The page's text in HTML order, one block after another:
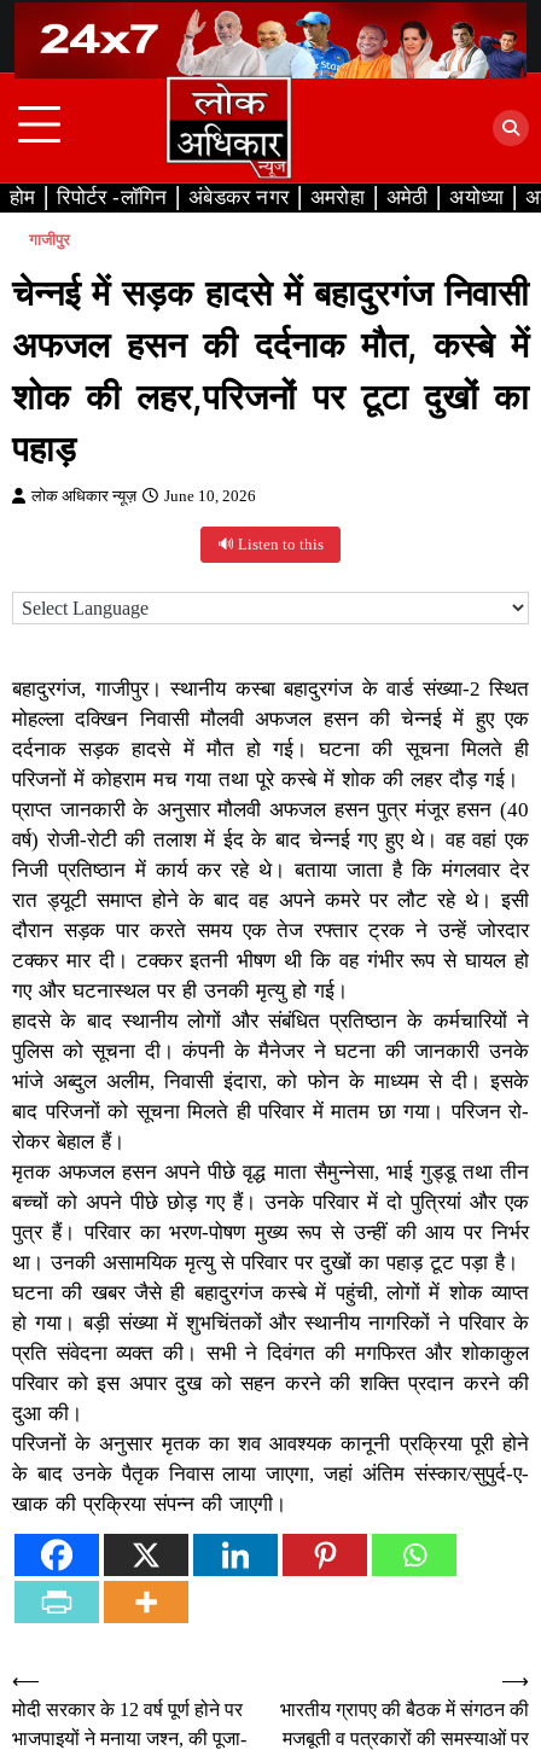
content
होम रिपोर्टर -लॉगिन अंबेडकर नगर अमरोहा अमेठी अयोध्या
गाजीपुर
चेन्नई में सड़क हादसे में बहादुरगंज निवासी
अफजल हसन की दर्दनाक मौत, कस्बे में
शोक की लहर,परिजनों पर टूटा दुखों का
पहाड़
लोक अधिकार न्यूज़ June 10, 2026
🔊 Listen to this
बहादुरगंज, गाजीपुर। स्थानीय कस्बा बहादुरगंज के वार्ड संख्या-2 स्थित
मोहल्ला दक्खिन निवासी मौलवी अफजल हसन की चेन्नई में हुए एक
दर्दनाक सड़क हादसे में मौत हो गई। घटना की सूचना मिलते ही
परिजनों में कोहराम मच गया तथा पूरे कस्बे में शोक की लहर दौड़ गई।
प्राप्त जानकारी के अनुसार मौलवी अफजल हसन पुत्र मंजूर हसन (40
वर्ष) रोजी-रोटी की तलाश में ईद के बाद चेन्नई गए हुए थे। वह वहां एक
निजी प्रतिष्ठान में कार्य कर रहे थे। बताया जाता है कि मंगलवार देर
रात ड्यूटी समाप्त होने के बाद वह अपने कमरे पर लौट रहे थे। इसी
दौरान सड़क पार करते समय एक तेज रफ्तार ट्रक ने उन्हें जोरदार
टक्कर मार दी। टक्कर इतनी भीषण थी कि वह गंभीर रूप से घायल हो
गए और घटनास्थल पर ही उनकी मृत्यु हो गई।
हादसे के बाद स्थानीय लोगों और संबंधित प्रतिष्ठान के कर्मचारियों ने
पुलिस को सूचना दी। कंपनी के मैनेजर ने घटना की जानकारी उनके
भांजे अब्दुल अलीम, निवासी इंदारा, को फोन के माध्यम से दी। इसके
बाद परिजनों को सूचना मिलते ही परिवार में मातम छा गया। परिजन रो-
रोकर बेहाल हैं।
मृतक अफजल हसन अपने पीछे वृद्ध माता सैमुन्नेसा, भाई गुड्डू तथा तीन
बच्चों को अपने पीछे छोड़ गए हैं। उनके परिवार में दो पुत्रियां और एक
पुत्र हैं। परिवार का भरण-पोषण मुख्य रूप से उन्हीं की आय पर निर्भर
था। उनकी असामयिक मृत्यु से परिवार पर दुखों का पहाड़ टूट पड़ा है।
घटना की खबर जैसे ही बहादुरगंज कस्बे में पहुंची, लोगों में शोक व्याप्त
हो गया। बड़ी संख्या में शुभचिंतकों और स्थानीय नागरिकों ने परिवार के
प्रति संवेदना व्यक्त की। सभी ने दिवंगत की मगफिरत और शोकाकुल
परिवार को इस अपार दुख को सहन करने की शक्ति प्रदान करने की
दुआ की।
परिजनों के अनुसार मृतक का शव आवश्यक कानूनी प्रक्रिया पूरी होने
के बाद उनके पैतृक निवास लाया जाएगा, जहां अंतिम संस्कार/सुपुर्द-ए-
खाक की प्रक्रिया संपन्न की जाएगी।
Post
navigation
⟵
मोदी सरकार के 12 वर्ष पूर्ण होने पर
भाजपाइयों ने मनाया जश्न, की पूजा-
भारतीय ग्रापए की बैठक में संगठन की
मजबूती व पत्रकारों की समस्याओं पर
⟶